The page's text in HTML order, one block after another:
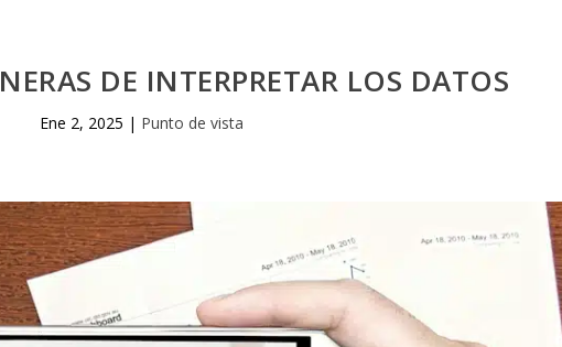
DE INTERPRETAR LOS DATOS
Ene 2, 2025 | Punto de vista